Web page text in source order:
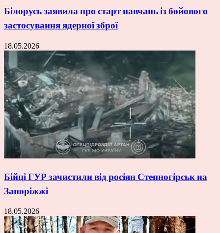
Білорусь заявила про старт навчань із бойового
застосування ядерної зброї
18.05.2026
Бійці ГУР зачистили від росіян Степногірськ на
Запоріжжі
18.05.2026